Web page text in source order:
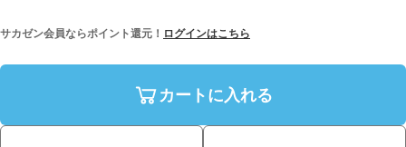
サカゼン会員ならポイント還元！ ログインはこちら
カートに入れる